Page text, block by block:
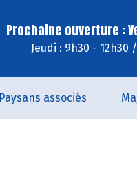
Prochaine ouverture :
Jeudi : 9h30 - 12h30
Paysans associés